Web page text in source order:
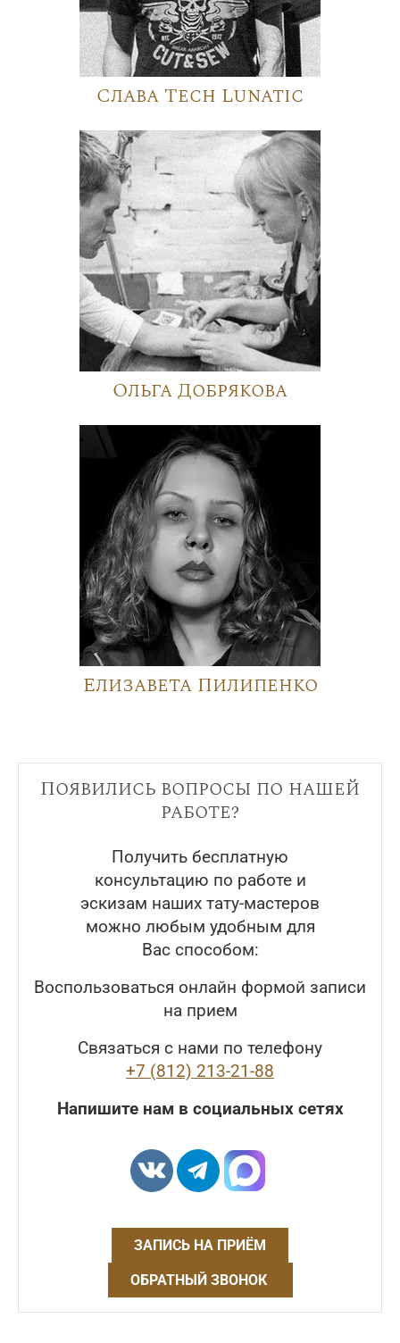
Слава Tech Lunatic
Ольга Добрякова
Елизавета Пилипенко
Появились вопросы по нашей
работе?
Получить бесплатную
консультацию по работе и
эскизам наших тату-мастеров
можно любым удобным для
Вас способом:
Воспользоваться онлайн формой записи
на прием
Связаться с нами по телефону
+7 (812) 213-21-88
Напишите нам в социальных сетях
ЗАПИСЬ НА ПРИЁМ
ОБРАТНЫЙ ЗВОНОК